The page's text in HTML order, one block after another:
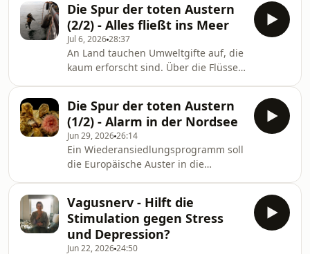
organähnlicher. Sind das die neuen
Mäuse? Organoide testen heute
schon Medikamente, aber der Teufel
steckt im Detail. Lange, Michael
www.deutschlandfunk.de,
Wissenschaft im Brennpunkt
Die Spur der toten Austern
(2/2) - Alles fließt ins Meer
Jul 6, 202628:37
An Land tauchen Umweltgifte auf, die
kaum erforscht sind. Über die Flüsse
Nanoplastik, gerade groß genug, um
von den Austernlarven mit Futter
verwechselt zu werden. Liegt hier die
Quelle des Larvensterbens? Nickoleit,
Katharina www.deutschlandfunk.de,
Wissenschaft im Brennpunkt
Die Spur der toten Austern
(1/2) - Alarm in der Nordsee
Jun 29, 202626:14
Ein Wiederansiedlungsprogramm soll
die Europäische Auster in die
Helgoland plötzlich die Larven.
Irgendetwas scheint gekippt zu sein.
Liegt es an durchgerosteter
Weltkriegsmunition? Die Suche
Vagusnerv - Hilft die
Stimulation gegen Stress
und Depression?
Jun 22, 202624:50